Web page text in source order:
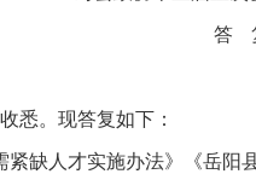
答
悉。现答复如下：
缺人才实施办法》《岳